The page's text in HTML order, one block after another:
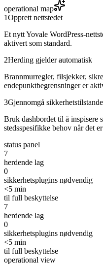
operational map
1Opprett nettstedet
Et nytt Yovale WordPress-
aktivert som standard.
2Herding gjelder automatisk
Brannmurregler, filsjekker,
endepunktbegrensninger er
3Gjennomgå
Bruk dashbordet til å inspisere
stedsspesifikke behov når det
status panel
7
herdende lag
0
sikkerhetsplugins nødvendig
<5 min
til full beskyttelse
7
herdende lag
0
sikkerhetsplugins nødvendig
<5 min
til full beskyttelse
operational view